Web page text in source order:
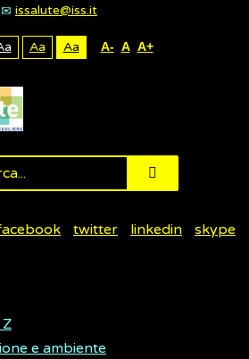
issalute@iss.it
Aa Aa A- A A+
twitter linkedin skype
e ambiente